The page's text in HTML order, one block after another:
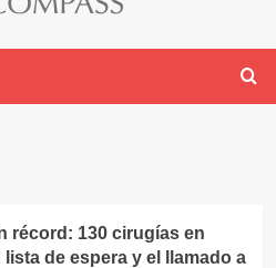
récord: 130 cirugías en
de espera y el llamado a